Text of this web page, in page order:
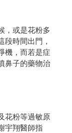
，或是花粉多
段時間出門，
機，而若是症
鼻子的藥物治
花粉等過敏原
宇翔醫師指